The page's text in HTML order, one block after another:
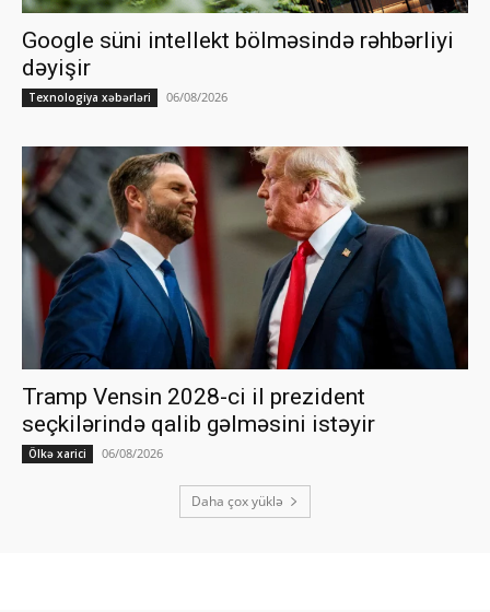
Google süni intellekt bölməsində rəhbərliyi
dəyişir
Texnologiya xəbərləri 06/08/2026
Tramp Vensin 2028-ci il prezident
seçkilərində qalib gəlməsini istəyir
Ölkə xarici 06/08/2026
Daha çox yüklə